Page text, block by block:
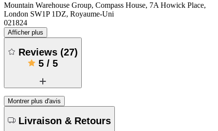
Mountain Warehouse Group, Compass House, 7A Howick Place,
London SW1P 1DZ, Royaume-Uni
021824
Afficher plus
Reviews (27)
5 / 5
Montrer plus d'avis
Livraison & Retours